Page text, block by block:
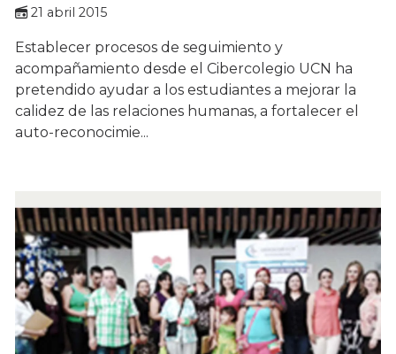
21 abril 2015
Establecer procesos de seguimiento y
acompañamiento desde el Cibercolegio UCN ha
pretendido ayudar a los estudiantes a mejorar la
calidez de las relaciones humanas, a fortalecer el
auto-reconocimie...